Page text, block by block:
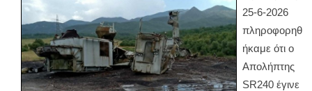
25-6-2026
πληροφορηθ
ήκαμε ότι ο
Απολήπτης
SR240 έγινε